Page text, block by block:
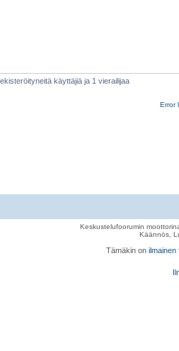
käyttäjiä ja 1 vierailijaa
Error
Keskustelufoorumin
Käännös,
Tämäkin on ilmainen